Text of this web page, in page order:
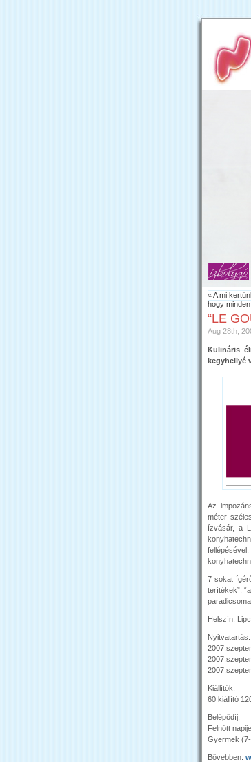
«A mi
hogy
“LE
Aug 28th,
Kulináris
kegyhellyé
Az
méter
ízvásár, a
7 sokat
terítékek”,
Helszín:
Nyitvatartás:
Kiállítók:
60 kiállító
Belépődíj:
Felnőtt
Gyermek
Bővebben: